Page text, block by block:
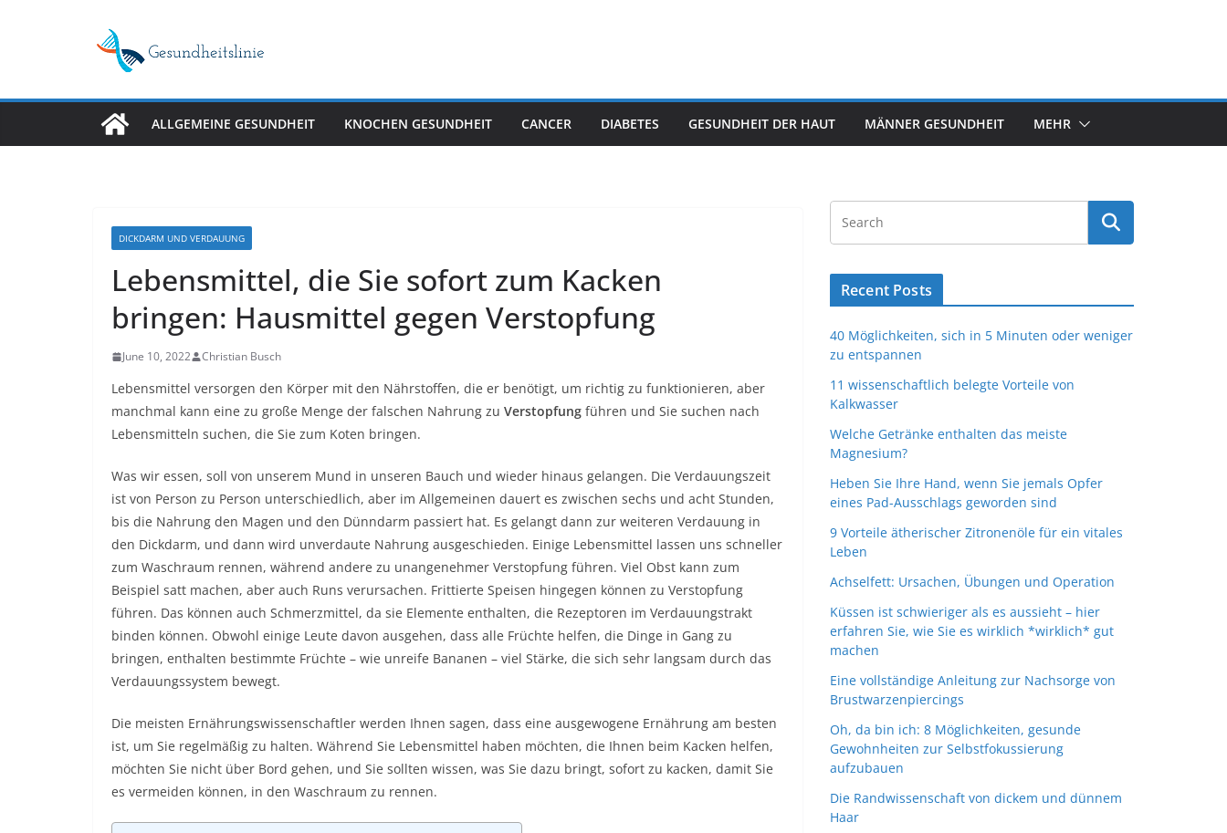
ALLGEMEINE GESUNDHEIT KNOCHEN GESUNDHEIT CANCER DIABETES GESUNDHEIT DER HAUT MÄNNER GESUNDHEIT MEHR
DICKDARM UND VERDAUUNG
Lebensmittel, die Sie sofort zum Kacken
bringen: Hausmittel gegen Verstopfung
June 10, 2022 Christian Busch
Lebensmittel versorgen den Körper mit den Nährstoffen, die er benötigt, um richtig zu funktionieren, aber
manchmal kann eine zu große Menge der falschen Nahrung zu Verstopfung führen und Sie suchen nach
Lebensmitteln suchen, die Sie zum Koten bringen.
Was wir essen, soll von unserem Mund in unseren Bauch und wieder hinaus gelangen. Die Verdauungszeit
ist von Person zu Person unterschiedlich, aber im Allgemeinen dauert es zwischen sechs und acht Stunden,
bis die Nahrung den Magen und den Dünndarm passiert hat. Es gelangt dann zur weiteren Verdauung in
den Dickdarm, und dann wird unverdaute Nahrung ausgeschieden. Einige Lebensmittel lassen uns schneller
zum Waschraum rennen, während andere zu unangenehmer Verstopfung führen. Viel Obst kann zum
Beispiel satt machen, aber auch Runs verursachen. Frittierte Speisen hingegen können zu Verstopfung
führen. Das können auch Schmerzmittel, da sie Elemente enthalten, die Rezeptoren im Verdauungstrakt
binden können. Obwohl einige Leute davon ausgehen, dass alle Früchte helfen, die Dinge in Gang zu
bringen, enthalten bestimmte Früchte – wie unreife Bananen – viel Stärke, die sich sehr langsam durch das
Verdauungssystem bewegt.
Die meisten Ernährungswissenschaftler werden Ihnen sagen, dass eine ausgewogene Ernährung am besten
ist, um Sie regelmäßig zu halten. Während Sie Lebensmittel haben möchten, die Ihnen beim Kacken helfen,
möchten Sie nicht über Bord gehen, und Sie sollten wissen, was Sie dazu bringt, sofort zu kacken, damit Sie
es vermeiden können, in den Waschraum zu rennen.
Recent Posts
40 Möglichkeiten, sich in 5 Minuten oder weniger
zu entspannen
11 wissenschaftlich belegte Vorteile von
Kalkwasser
Welche Getränke enthalten das meiste
Magnesium?
Heben Sie Ihre Hand, wenn Sie jemals Opfer
eines Pad-Ausschlags geworden sind
9 Vorteile ätherischer Zitronenöle für ein vitales
Leben
Achselfett: Ursachen, Übungen und Operation
Küssen ist schwieriger als es aussieht – hier
erfahren Sie, wie Sie es wirklich *wirklich* gut
machen
Eine vollständige Anleitung zur Nachsorge von
Brustwarzenpiercings
Oh, da bin ich: 8 Möglichkeiten, gesunde
Gewohnheiten zur Selbstfokussierung
aufzubauen
Die Randwissenschaft von dickem und dünnem
Haar